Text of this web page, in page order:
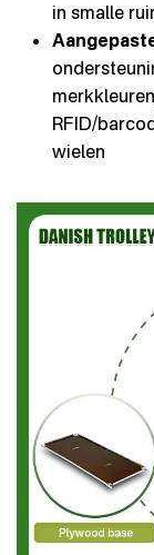
in smalle
RFID/
wielen